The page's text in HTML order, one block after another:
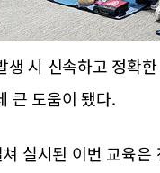
생 시 신속하고 정확
큰 도움이 됐다.
실시된 이번 교육